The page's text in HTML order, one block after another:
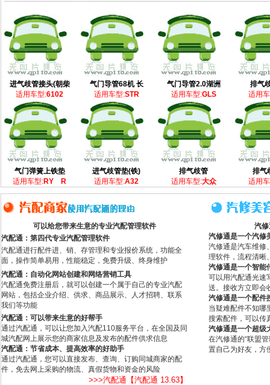
进气歧管接头(朝柴
适用车型:6102
气门导管68机 长
适用车型:STR
气门导管2.0湖洲
适用车型:GLS
排气
适用
气门弹簧上铁垫
适用车型:RY R
进气歧管垫(铁)
适用车型:A32
排气歧管
适用车型:大众
排气
适用
可以给您带来生意的专业汽配管理软件
汽配通：第四代专业汽配管理软件
汽配通进行配件进、销、存管理和专业报价系统，功能全
面，操作简单易用，性能稳定，免费升级、终身维护
汽配通：自动化网站创建和网络营销工具
汽配通免费注册后，就可以创建一个属于自己的专业汽配
网站，包括企业介绍、供求、商品展示、人才招聘、联系
我们等功能
汽配通：可以带来生意的好帮手
通过汽配通，可以让您加入汽配110服务平台，在全国及同
城汽配网上展示您的商家信息及发布的配件供求信息
汽配通：节省成本、提高效率的好助手
通过汽配通，您可以直接发布、查询、订购同城商家的配
件，免去网上采购的物流、真假货物和资金的风险
>>>汽配通【汽配通 13.63】
汽
汽修通是一个汽修
汽修通是汽车维修
理软件，流程清晰
汽修通是一个智能
可以用汽配通光速
送。接收方立即会
汽修通是一个配件
当疑难配件不知哪
搜索配件，可以传
汽修通是一个超级
在汽修通的“联盟
置自己为好友，方